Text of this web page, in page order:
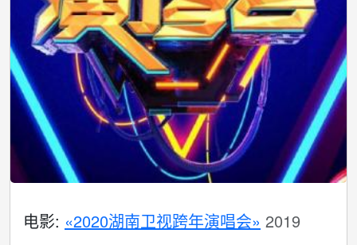
电影: «2020湖南卫视跨年演唱会» 2019